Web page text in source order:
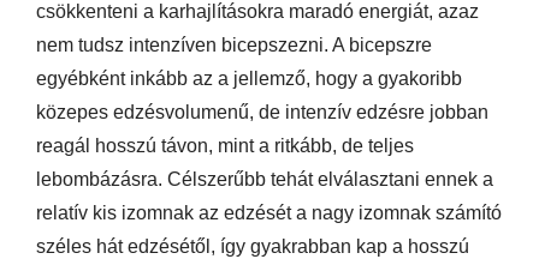
csökkenteni a karhajlításokra maradó energiát, azaz
nem tudsz intenzíven bicepszezni. A bicepszre
egyébként inkább az a jellemző, hogy a gyakoribb
közepes edzésvolumenű, de intenzív edzésre jobban
reagál hosszú távon, mint a ritkább, de teljes
lebombázásra. Célszerűbb tehát elválasztani ennek a
relatív kis izomnak az edzését a nagy izomnak számító
széles hát edzésétől, így gyakrabban kap a hosszú